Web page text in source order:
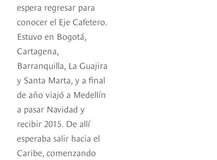
espera regresar para
conocer el Eje Cafetero.
Estuvo en Bogotá,
Cartagena,
Barranquilla, La Guajira
y Santa Marta, y a final
de año viajó a Medellín
a pasar Navidad y
recibir 2015. De allí
esperaba salir hacia el
Caribe, comenzando